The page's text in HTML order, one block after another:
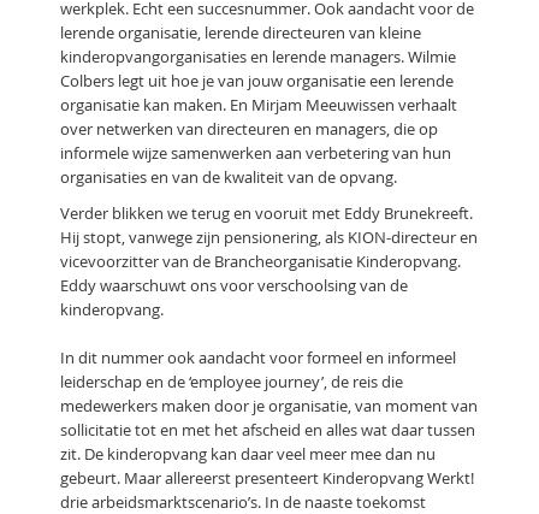
werkplek. Echt een succesnummer. Ook aandacht voor de
lerende organisatie, lerende directeuren van kleine
kinderopvangorganisaties en lerende managers. Wilmie
Colbers legt uit hoe je van jouw organisatie een lerende
organisatie kan maken. En Mirjam Meeuwissen verhaalt
over netwerken van directeuren en managers, die op
informele wijze samenwerken aan verbetering van hun
organisaties en van de kwaliteit van de opvang.
Verder blikken we terug en vooruit met Eddy Brunekreeft.
Hij stopt, vanwege zijn pensionering, als KION-directeur en
vicevoorzitter van de Brancheorganisatie Kinderopvang.
Eddy waarschuwt ons voor verschoolsing van de
kinderopvang.
In dit nummer ook aandacht voor formeel en informeel
leiderschap en de ‘employee journey’, de reis die
medewerkers maken door je organisatie, van moment van
sollicitatie tot en met het afscheid en alles wat daar tussen
zit. De kinderopvang kan daar veel meer mee dan nu
gebeurt. Maar allereerst presenteert Kinderopvang Werkt!
drie arbeidsmarktscenario’s. In de naaste toekomst